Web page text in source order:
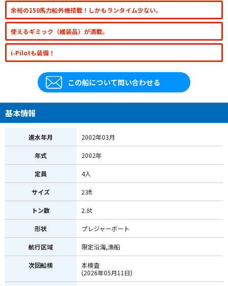
余裕の150馬力船外機搭載！しかもランタイム少ない。
使えるギミック（艤装品）が満載。
i-Pilotも装備！
この船について問い合わせる
基本情報
進水年月 2002年03月
年式 2002年
定員 4人
サイズ 23ft
トン数 2.8t
形状 プレジャーボート
航行区域 限定沿海,漁船
次回船検
本検査
(2026年05月11日)